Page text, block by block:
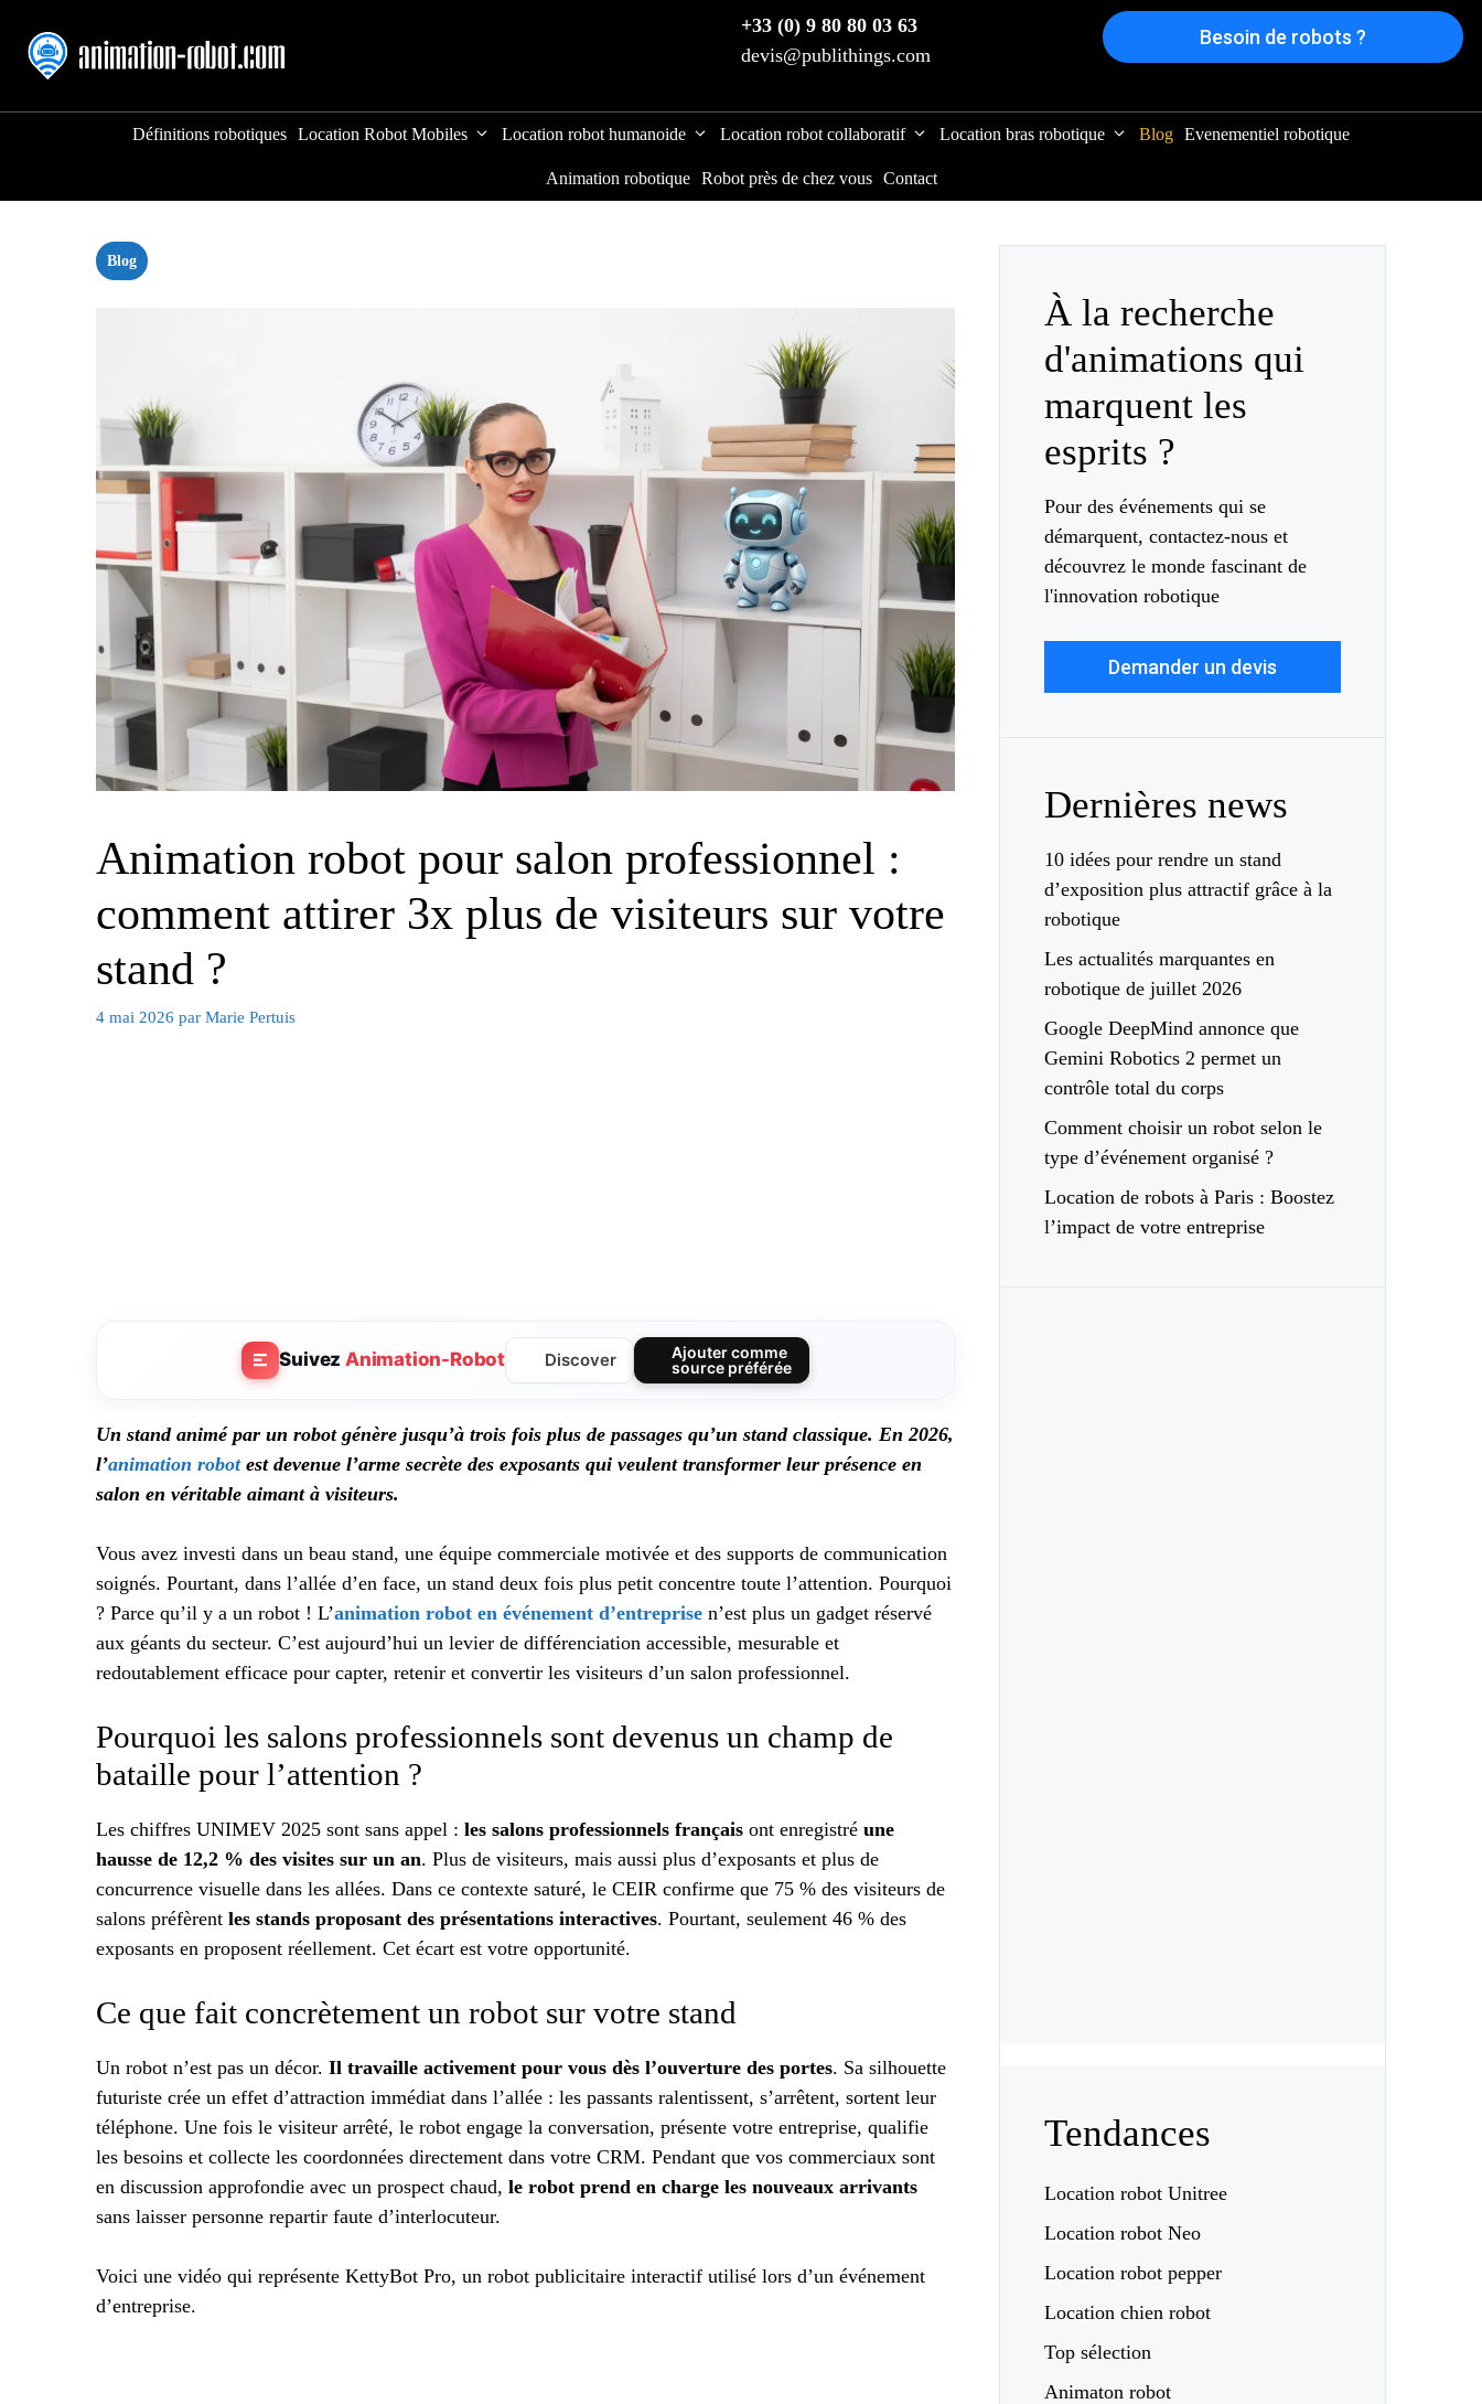
contenu
+33 (0) 9 80 80 03 63
devis@publithings.com
Besoin de robots ?
Définitions robotiques Location Robot Mobiles Location robot humanoide Location robot collaboratif Location bras robotique Blog Evenementiel robotique
Animation robotique Robot près de chez vous Contact
Blog
Animation robot pour salon professionnel :
comment attirer 3x plus de visiteurs sur votre
stand ?
4 mai 2026 par Marie Pertuis
SuivezAnimation-Robot Discover
Ajouter comme
source préférée
Un stand animé par un robot génère jusqu’à trois fois plus de passages qu’un stand classique. En 2026,
l’animation robotest devenue l’arme secrète des exposants qui veulent transformer leur présence en
salon en véritable aimant à visiteurs.
Vous avez investi dans un beau stand, une équipe commerciale motivée et des supports de communication
soignés. Pourtant, dans l’allée d’en face, un stand deux fois plus petit concentre toute l’attention. Pourquoi
? Parce qu’il y a un robot ! L’animation robot en événement d’entreprise n’est plus un gadget réservé
aux géants du secteur. C’est aujourd’hui un levier de différenciation accessible, mesurable et
redoutablement efficace pour capter, retenir et convertir les visiteurs d’un salon professionnel.
Pourquoi les salons professionnels sont devenus un champ de
bataille pour l’attention ?
Les chiffres UNIMEV 2025 sont sans appel : les salons professionnels français ont enregistré une
hausse de 12,2 % des visites sur un an. Plus de visiteurs, mais aussi plus d’exposants et plus de
concurrence visuelle dans les allées. Dans ce contexte saturé, le CEIR confirme que 75 % des visiteurs de
salons préfèrent les stands proposant des présentations interactives. Pourtant, seulement 46 % des
exposants en proposent réellement. Cet écart est votre opportunité.
Ce que fait concrètement un robot sur votre stand
Un robot n’est pas un décor. Il travaille activement pour vous dès l’ouverture des portes. Sa silhouette
futuriste crée un effet d’attraction immédiat dans l’allée : les passants ralentissent, s’arrêtent, sortent leur
téléphone. Une fois le visiteur arrêté, le robot engage la conversation, présente votre entreprise, qualifie
les besoins et collecte les coordonnées directement dans votre CRM. Pendant que vos commerciaux sont
en discussion approfondie avec un prospect chaud, le robot prend en charge les nouveaux arrivants
sans laisser personne repartir faute d’interlocuteur.
Voici une vidéo qui représente KettyBot Pro, un robot publicitaire interactif utilisé lors d’un événement
d’entreprise.
À la recherche
d'animations qui
marquent les
esprits ?
Pour des événements qui se
démarquent, contactez-nous et
découvrez le monde fascinant de
l'innovation robotique
Demander un devis
Dernières news
10 idées pour rendre un stand
d’exposition plus attractif grâce à la
robotique
Les actualités marquantes en
robotique de juillet 2026
Google DeepMind annonce que
Gemini Robotics 2 permet un
contrôle total du corps
Comment choisir un robot selon le
type d’événement organisé ?
Location de robots à Paris : Boostez
l’impact de votre entreprise
Tendances
Location robot Unitree
Location robot Neo
Location robot pepper
Location chien robot
Top sélection
Animaton robot